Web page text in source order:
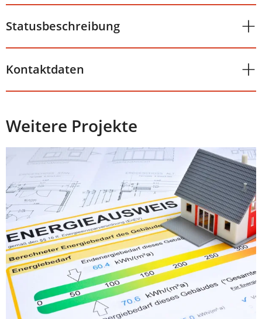
Statusbeschreibung
Kontaktdaten
Weitere Projekte